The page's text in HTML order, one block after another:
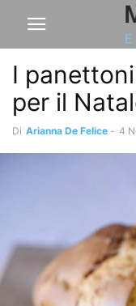
I
per il
Di Arianna De Felice - 4